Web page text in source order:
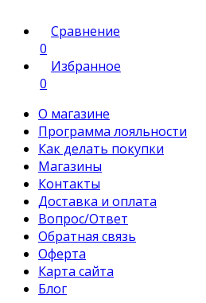
Сравнение
0
Избранное
0
О магазине
Программа лояльности
Как делать покупки
Магазины
Контакты
Доставка и оплата
Вопрос/Ответ
Обратная связь
Оферта
Карта сайта
Блог